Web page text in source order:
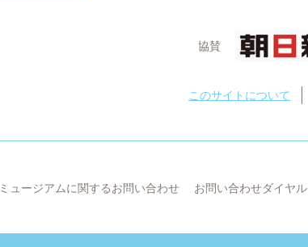
協賛
このサイトについて
ミュージアムに関するお問い合わせ お問い合わせダイヤル